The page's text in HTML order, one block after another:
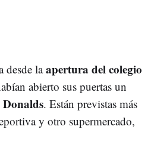
desde laapertura del colegio
abierto sus puertas un
. Están previstas más
y otro supermercado,